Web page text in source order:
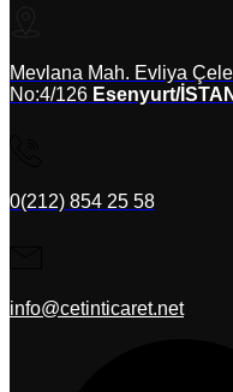
Mevlana Mah. Evliya
No:4/126 Esenyurt/
0(212) 854 25 58
info@cetinticaret.net